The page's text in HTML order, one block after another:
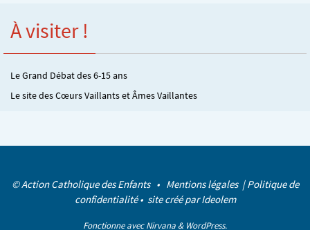
À visiter !
Le Grand Débat des 6-15 ans
Le site des Cœurs Vaillants et Âmes Vaillantes
© Action Catholique des Enfants • Mentions légales |Politique de
confidentialité• site créé parIdeolem
Fonctionne avecNirvana & WordPress.